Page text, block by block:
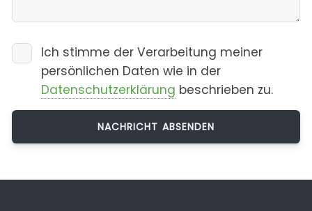
Ich stimme der Verarbeitung meiner
persönlichen Daten wie in der
Datenschutzerklärung beschrieben zu.